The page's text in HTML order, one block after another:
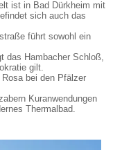
ist in Bad Dürkheim mit
sich auch das
führt sowohl ein
das Hambacher Schloß,
gilt.
bei den Pfälzer
Kuranwendungen
Thermalbad.